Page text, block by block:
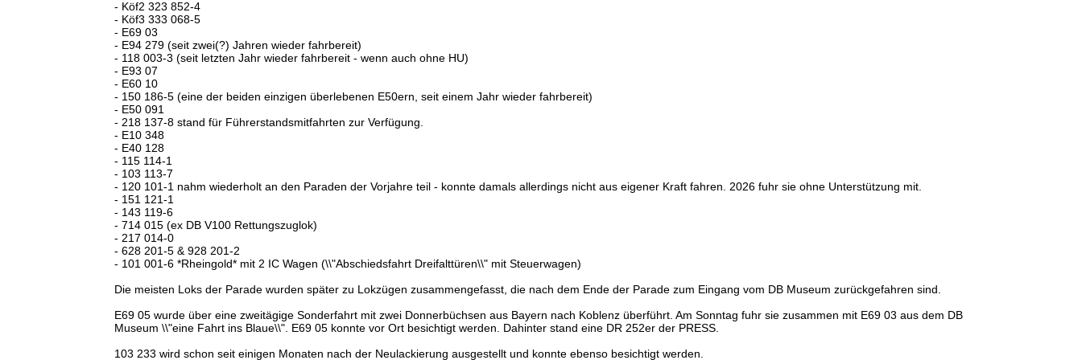
- Köf2 323 852-4
- Köf3 333 068-5
- E69 03
- E94 279 (seit zwei(?) Jahren wieder fahrbereit)
- 118 003-3 (seit letzten Jahr wieder fahrbereit - wenn auch ohne HU)
- E93 07
- E60 10
- 150 186-5 (eine der beiden einzigen überlebenen E50ern, seit einem Jahr wieder fahrbereit)
- E50 091
- 218 137-8 stand für Führerstandsmitfahrten zur Verfügung.
- E10 348
- E40 128
- 115 114-1
- 103 113-7
- 120 101-1 nahm wiederholt an den Paraden der Vorjahre teil - konnte damals allerdings nicht aus eigener Kraft fahren. 2026 fuhr sie ohne Unterstützung mit.
- 151 121-1
- 143 119-6
- 714 015 (ex DB V100 Rettungszuglok)
- 217 014-0
- 628 201-5 & 928 201-2
- 101 001-6 *Rheingold* mit 2 IC Wagen (\\"Abschiedsfahrt Dreifalttüren\\" mit Steuerwagen)
Die meisten Loks der Parade wurden später zu Lokzügen zusammengefasst, die nach dem Ende der Parade zum Eingang vom DB Museum zurückgefahren sind.
E69 05 wurde über eine zweitägige Sonderfahrt mit zwei Donnerbüchsen aus Bayern nach Koblenz überführt. Am Sonntag fuhr sie zusammen mit E69 03 aus dem DB
Museum \\"eine Fahrt ins Blaue\\". E69 05 konnte vor Ort besichtigt werden. Dahinter stand eine DR 252er der PRESS.
103 233 wird schon seit einigen Monaten nach der Neulackierung ausgestellt und konnte ebenso besichtigt werden.